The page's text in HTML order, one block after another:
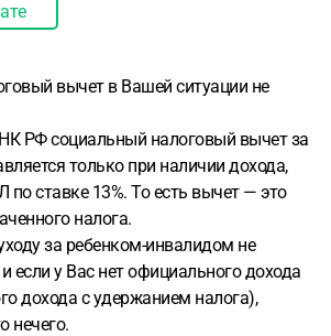
вычет в Вашей ситуации не
РФ социальный налоговый вычет за
только при наличии дохода,
ставке 13%. То есть вычет — это
налога.
за ребенком-инвалидом не
если у Вас нет официального дохода
дохода с удержанием налога),
нечего.